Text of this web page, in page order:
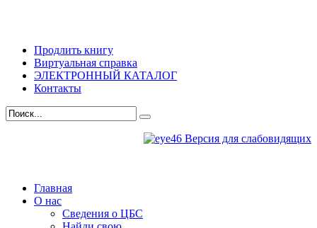
Продлить книгу
Виртуальная справка
ЭЛЕКТРОННЫЙ КАТАЛОГ
Контакты
Версия для слабовидящих
Главная
О нас
Сведения о ЦБС